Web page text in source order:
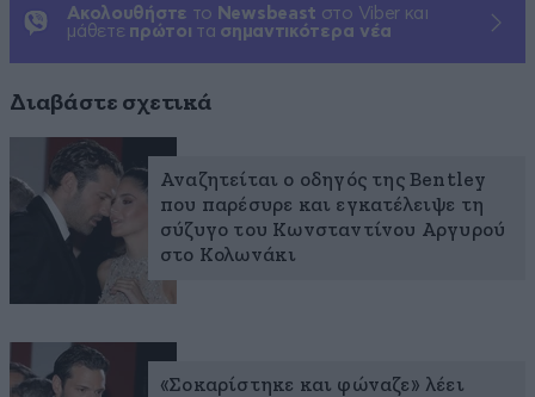
Ακολουθήστε το Newsbeast στο Viber και
μάθετε πρώτοι τα σημαντικότερα νέα
Διαβάστε σχετικά
Αναζητείται ο οδηγός της Bentley
που παρέσυρε και εγκατέλειψε τη
σύζυγο του Κωνσταντίνου Αργυρού
στο Κολωνάκι
«Σοκαρίστηκε και φώναζε» λέει